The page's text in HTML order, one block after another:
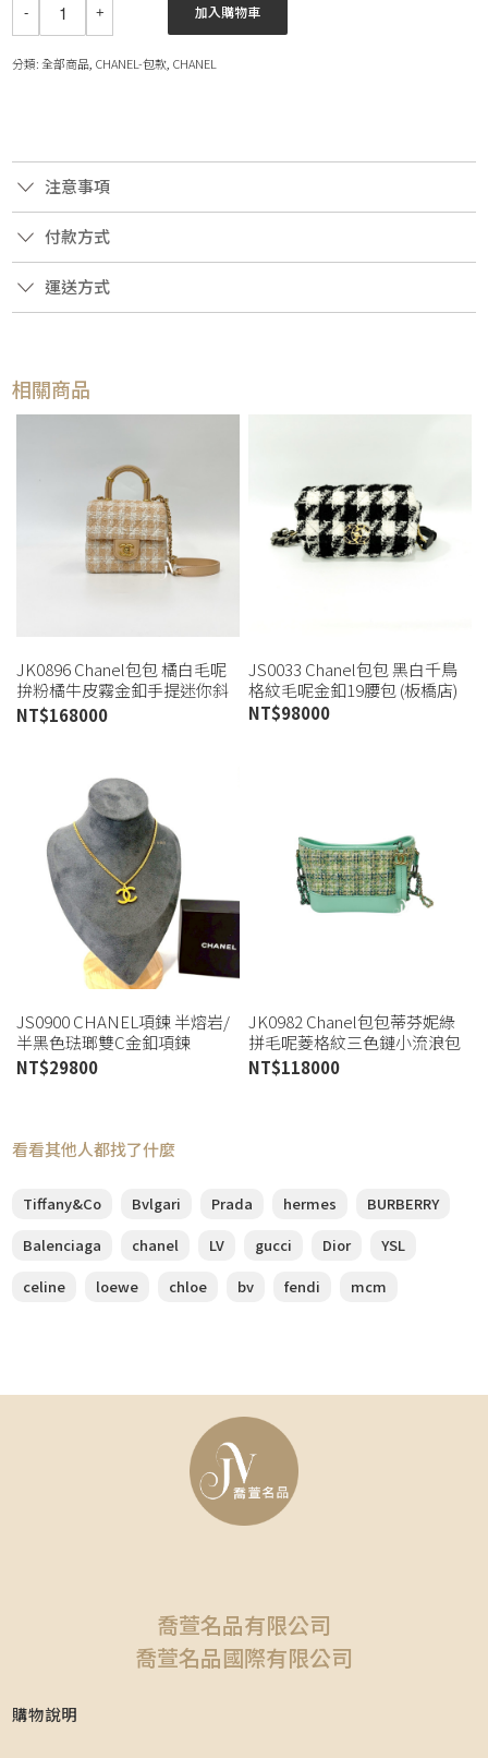
加入購物車
分類:全部商品 CHANEL-包款 CHANEL
注意事項
付款方式
運送方式
相關商品
JK0896 Chanel包包 橘白毛呢
拚粉橘牛皮霧金釦手提迷你斜
背包AS4035(高雄店)
NT$168000
JS0033 Chanel包包 黑白千鳥
格紋毛呢金釦19腰包 (板橋店)
NT$98000
JS0900 CHANEL項鍊 半熔岩/
半黑色琺瑯雙C金釦項鍊
ABC480 (板橋店)
NT$29800
JK0982 Chanel包包蒂芬妮綠
拼毛呢菱格紋三色鏈小流浪包
A91810 (喬萱高雄店)
NT$118000
看看其他人都找了什麼
Tiffany&Co Bvlgari Prada hermes
BURBERRY
Balenciaga
chanel LV gucci Dior
YSL
celine
loewe chloe bv fendi mcm
喬萱名品有限公司
喬萱名品國際有限公司
購物說明